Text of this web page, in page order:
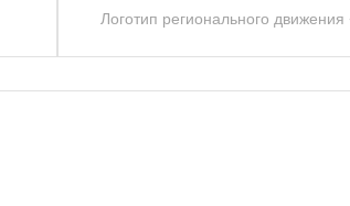
Логотип регионального